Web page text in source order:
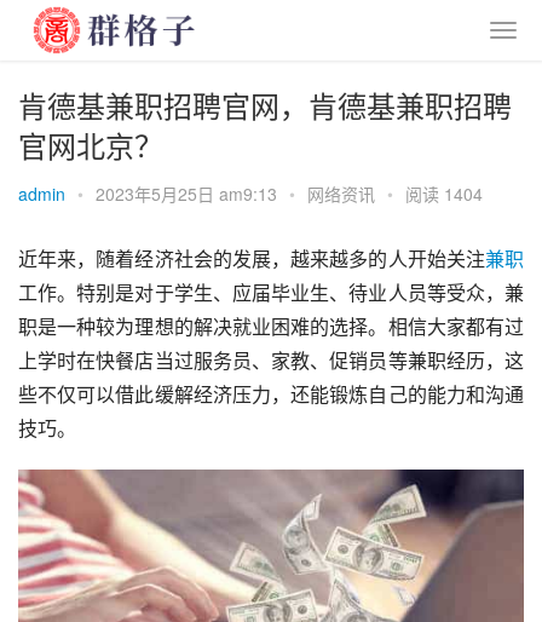
肯德基兼职招聘官网，肯德基兼职招聘
官网北京？
admin • 2023年5月25日 am9:13 • 网络资讯 • 阅读 1404
近年来，随着经济社会的发展，越来越多的人开始关注兼职
工作。特别是对于学生、应届毕业生、待业人员等受众，兼
职是一种较为理想的解决就业困难的选择。相信大家都有过
上学时在快餐店当过服务员、家教、促销员等兼职经历，这
些不仅可以借此缓解经济压力，还能锻炼自己的能力和沟通
技巧。